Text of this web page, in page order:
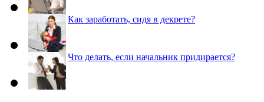
Как заработать, сидя в декрете?
Что делать, если начальник придирается?